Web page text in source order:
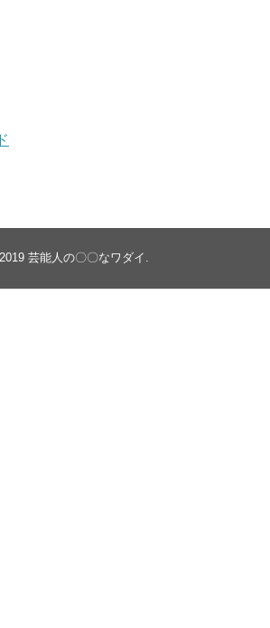
芸能人の〇〇なワダイ